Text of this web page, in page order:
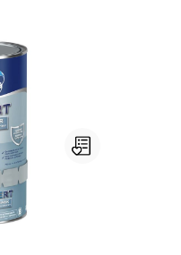
Primer